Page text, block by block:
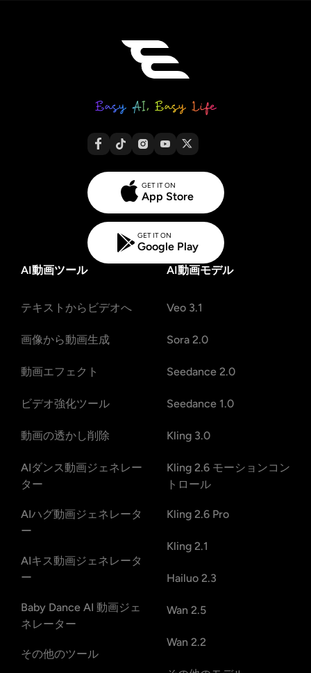
GET IT ON
App Store
GET IT ON
Google Play
AI動画ツール
テキストからビデオへ
画像から動画生成
動画エフェクト
ビデオ強化ツール
動画の透かし削除
AIダンス動画ジェネレー
ター
AIハグ動画ジェネレータ
ー
AIキス動画ジェネレータ
ー
Baby Dance AI 動画ジェ
ネレーター
その他のツール
AI動画モデル
Veo 3.1
Sora 2.0
Seedance 2.0
Seedance 1.0
Kling 3.0
Kling 2.6 モーションコン
トロール
Kling 2.6 Pro
Kling 2.1
Hailuo 2.3
Wan 2.5
Wan 2.2